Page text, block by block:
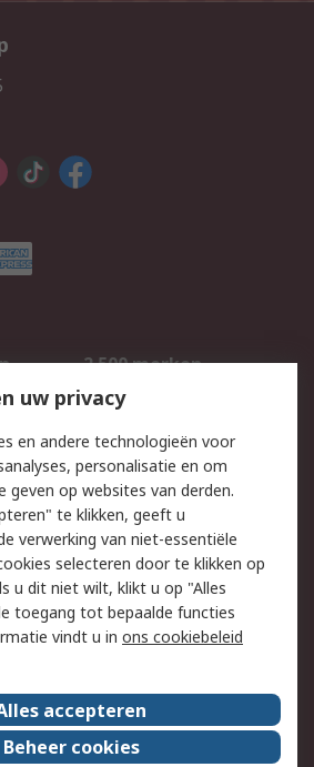
2.500 merken
Inkoopoplossingen
Email veiligheid
Websitevoorwaarden
Over ons
uw privacy
en andere technologieën voor
personalisatie en om
geven op websites van derden.
te klikken, geeft u
verwerking van niet-essentiële
selecteren door te klikken op
u dit niet wilt, klikt u op "Alles
toegang tot bepaalde functies
vindt u in ons cookiebeleid
accepteren
Beheer cookies